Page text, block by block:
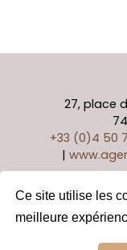
Ce site utilise les
meilleure
27, place
+33 (0)4 50
|
Agence Olivier - SARL
Caisse de garantie
SIRET